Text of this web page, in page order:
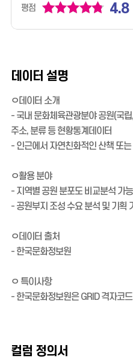
평점 4.8
데이터 설명
ㅇ데이터 소개
- 국내 문화체육관광분야 공원(국
주소, 분류 등 현황통계데이터
- 인근에서 자연친화적인 산책 또
ㅇ활용 분야
- 지역별 공원 분포도 비교분석 가능
- 공원부지 조성 수요 분석 및 기획
ㅇ데이터 출처
- 한국문화정보원
ㅇ 특이사항
- 한국문화정보원은 GRID 격자코
컬럼 정의서